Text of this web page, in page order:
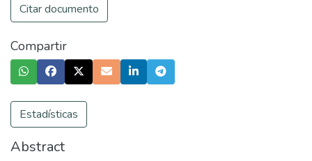
Citar documento
Compartir
Estadísticas
Abstract